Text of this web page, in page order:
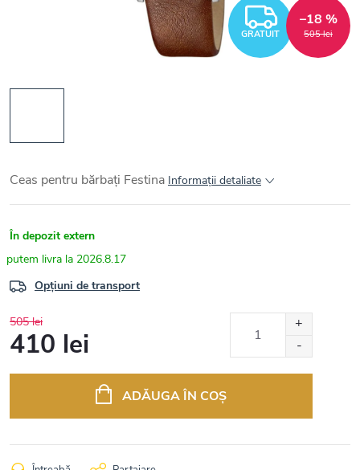
GRATUIT 505 lei
–18 %
Ceas pentru bărbați Festina Informaţii detaliate
În depozit extern
2026.8.17
Opțiuni de transport
505 lei
410 lei
ADĂUGA ÎN COŞ